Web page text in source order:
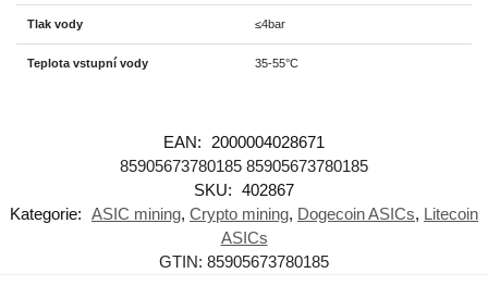
Tlak vody ≤4bar
Teplota vstupní vody 35-55°C
EAN:
2000004028671
85905673780185 85905673780185
SKU: 402867
Kategorie: ASIC mining, Crypto mining, Dogecoin ASICs, Litecoin
ASICs
GTIN: 85905673780185